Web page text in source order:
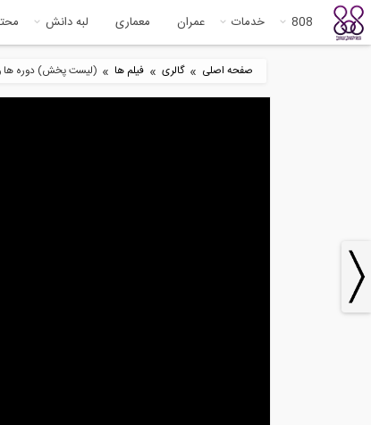
808 خدمات عمران معماری لبه دانش
صفحه اصلی » گالری » فیلم ها » (لیست پخش) دوره ها و